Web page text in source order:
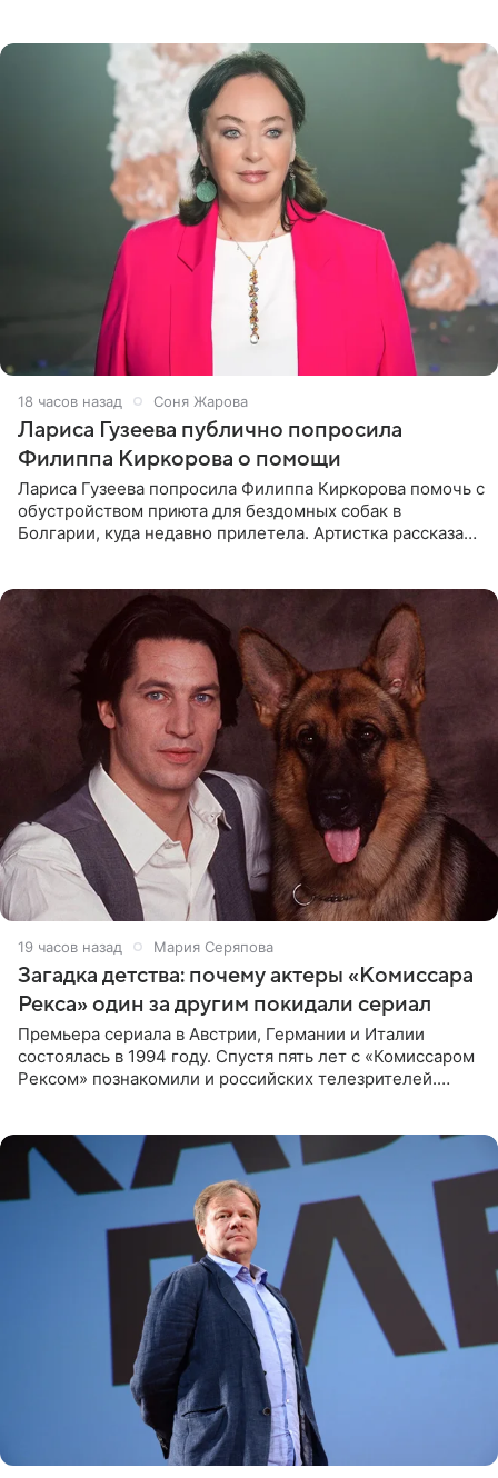
18 часов назад Соня Жарова
Лариса Гузеева публично попросила
Филиппа Киркорова о помощи
Лариса Гузеева попросила Филиппа Киркорова помочь с
обустройством приюта для бездомных собак в
Болгарии, куда недавно прилетела. Артистка рассказала
19 часов назад Мария Серяпова
Загадка детства: почему актеры «Комиссара
Рекса» один за другим покидали сериал
Премьера сериала в Австрии, Германии и Италии
состоялась в 1994 году. Спустя пять лет с «Комиссаром
Рексом» познакомили и российских телезрителей.